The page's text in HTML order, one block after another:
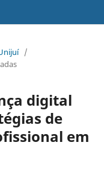
/
digital
de
em